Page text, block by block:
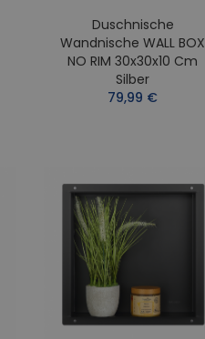
Duschnische
Wandnische WALL BOX
NO RIM 30x30x10 Cm
Silber
79,99 €